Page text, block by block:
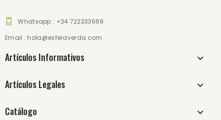
Whatsapp : +34 722333669
Email : hola@esferaverda.com
Artículos Informativos
Artículos Legales
Catálogo